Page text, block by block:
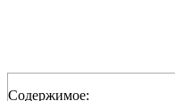
Содержимое: